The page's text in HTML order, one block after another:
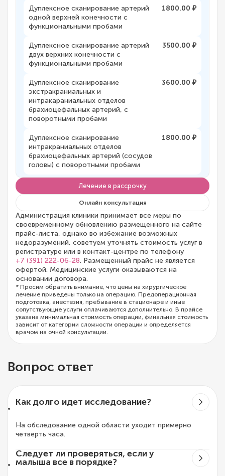
Дуплексное сканирование артерий
одной верхней конечности с
функциональными пробами
1800.00 ₽
Дуплексное сканирование артерий
двух верхних конечности с
функциональными пробами
3500.00 ₽
Дуплексное сканирование
экстракраниальных и
интракараниальных отделов
брахиоцефальных артерий, с
поворотными пробами
3600.00 ₽
Дуплексное сканирование
интракраниальных отделов
брахиоцефальных артерий (сосудов
головы) с поворотными пробами
1800.00 ₽
Лечение в рассрочку
Онлайн консультация
Администрация клиники принимает все меры по
своевременному обновлению размещенного на сайте
прайс-листа, однако во избежание возможных
недоразумений, советуем уточнять стоимость услуг в
регистратуре или в контакт-центре по телефону
+7 (391) 222-06-28. Размещенный прайс не является
офертой. Медицинские услуги оказываются на
основании договора.
* Просим обратить внимание, что цены на хирургическое
лечение приведены только на операцию. Предоперационная
подготовка, анестезия, пребывание в стационаре и иные
сопутствующие услуги оплачиваются дополнительно. В прайсе
указана минимальная стоимость операции, финальная стоимость
зависит от категории сложности операции и определяется
врачом на очной консультации.
Вопрос ответ
Как долго идет исследование?
На обследование одной области уходит примерно
четверть часа.
Следует ли проверяться, если у
малыша все в порядке?